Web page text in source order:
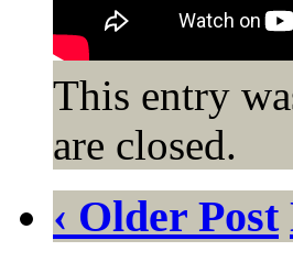
This entry
are closed.
‹ Older Post